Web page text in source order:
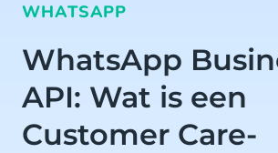
WHATSAPP
WhatsApp
API: Wat is een
Customer Care-